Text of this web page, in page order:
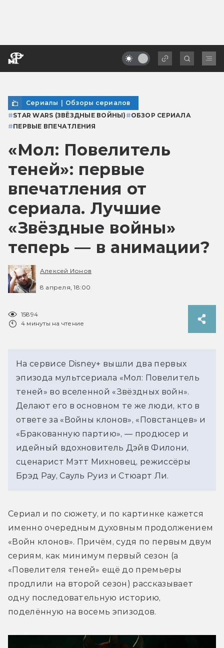
Сериалы | Обзоры сериалов
#STAR WARS (ЗВЁЗДНЫЕ ВОЙНЫ) #ОБЗОР СЕРИАЛА
#ПЕРВЫЕ ВПЕЧАТЛЕНИЯ
«Мол: Повелитель
теней»: первые
впечатления от
сериала. Лучшие
«Звёздные войны»
теперь — в анимации?
Алексей Ионов
8 апреля, 18:00
15894
4 минуты на чтение
На сервисе Disney+ вышли два первых
эпизода мультсериала «Мол: Повелитель
теней» во вселенной «Звёздных войн».
Делают его в основном те же люди, кто в
ответе за «Войны клонов», «Повстанцев» и
«Бракованную партию», — продюсер и
идейный вдохновитель Дэйв Филони,
сценарист Мэтт Михновец, режиссёры
Брэд Рау, Сауль Руиз и Стюарт Ли.
Сериал и по сюжету, и по картинке кажется
именно очередным духовным продолжением
«Войн клонов». Причём, судя по первым двум
сериям, как минимум первый сезон (а
«Повелителя теней» ещё до премьеры
продлили на второй сезон) рассказывает
одну последовательную историю,
поделённую на восемь эпизодов.